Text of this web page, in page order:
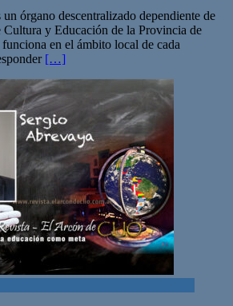
órgano descentralizado dependiente de
y Educación de la Provincia de
en el ámbito local de cada
[…]